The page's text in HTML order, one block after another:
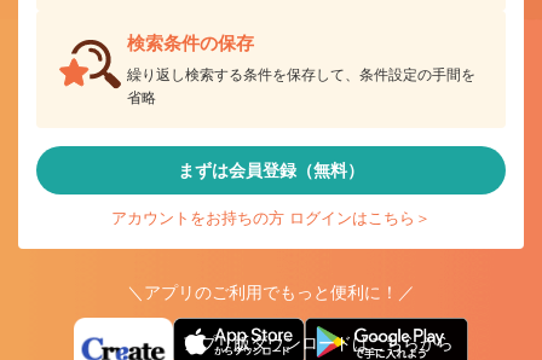
検索条件の保存
繰り返し検索する条件を保存して、条件設定の手間を
省略
まずは会員登録（無料）
アカウントをお持ちの方 ログインはこちら＞
＼アプリのご利用でもっと便利に！／
アプリ版ダウンロードはこちらから